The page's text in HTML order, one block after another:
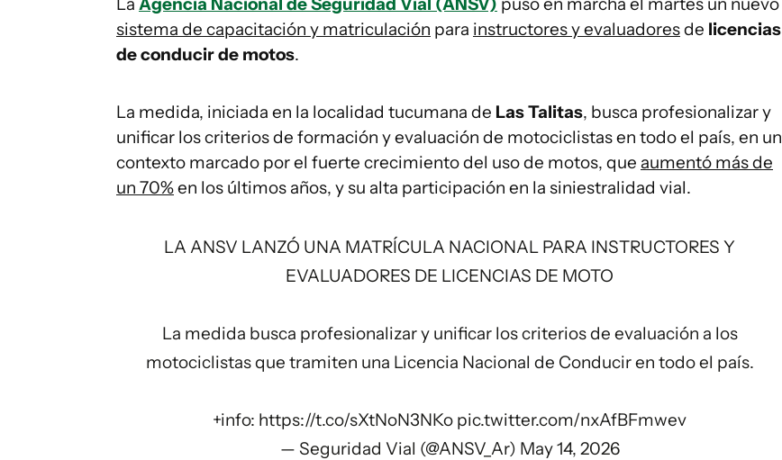
sistema de capacitación y matriculación para instructores y evaluadoresde licencias
de conducir de motos.
La medida, iniciada en la localidad tucumana de Las Talitas, busca profesionalizar y
unificar los criterios de formación y evaluación de motociclistas en todo el país, en un
contexto marcado por el fuerte crecimiento del uso de motos, que aumentó más de
un 70%en los últimos años, y su alta participación en la siniestralidad vial.
LA ANSV LANZÓ UNA MATRÍCULA NACIONAL PARA INSTRUCTORES Y
EVALUADORES DE LICENCIAS DE MOTO
La medida busca profesionalizar y unificar los criterios de evaluación a los
motociclistas que tramiten una Licencia Nacional de Conducir en todo el país.
+info: https://t.co/sXtNoN3NKo pic.twitter.com/nxAfBFmwev
— Seguridad Vial (@ANSV_Ar) May 14, 2026